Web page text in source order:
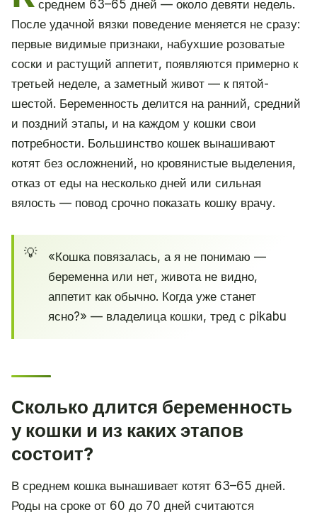
среднем 63–65 дней — около девяти недель.
После удачной вязки поведение меняется не сразу:
первые видимые признаки, набухшие розоватые
соски и растущий аппетит, появляются примерно к
третьей неделе, а заметный живот — к пятой-
шестой. Беременность делится на ранний, средний
и поздний этапы, и на каждом у кошки свои
потребности. Большинство кошек вынашивают
котят без осложнений, но кровянистые выделения,
отказ от еды на несколько дней или сильная
вялость — повод срочно показать кошку врачу.
«Кошка повязалась, а я не понимаю —
беременна или нет, живота не видно,
аппетит как обычно. Когда уже станет
ясно?» — владелица кошки, тред с pikabu
Сколько длится беременность
у кошки и из каких этапов
состоит?
В среднем кошка вынашивает котят 63–65 дней.
Роды на сроке от 60 до 70 дней считаются